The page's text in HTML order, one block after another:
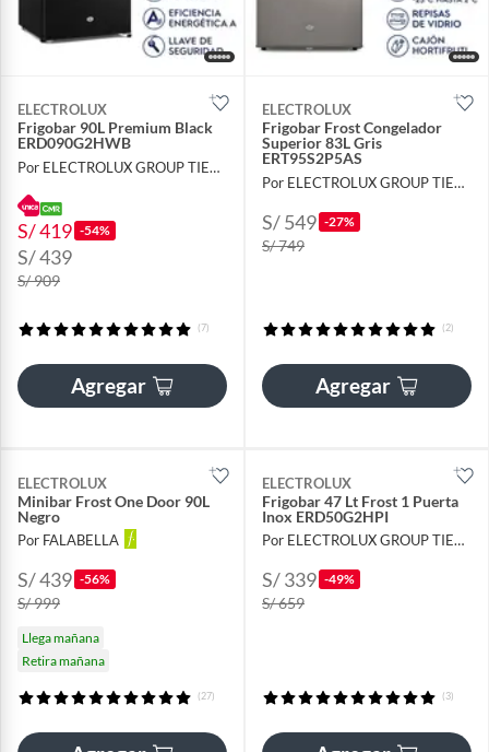
ELECTROLUX
Frigobar 90L Premium Black
ERD090G2HWB
Por ELECTROLUX GROUP TIENDA OFICIAL
S/ 419 -54%
S/ 439
S/ 909
(7)
Agregar
ELECTROLUX
Frigobar Frost Congelador
Superior 83L Gris
ERT95S2P5AS
Por ELECTROLUX GROUP TIENDA OFICIAL
S/ 549 -27%
S/ 749
(2)
Agregar
ELECTROLUX
Minibar Frost One Door 90L
Negro
Por FALABELLA
S/ 439 -56%
S/ 999
Llega mañana
Retira mañana
(27)
ELECTROLUX
Frigobar 47 Lt Frost 1 Puerta
Inox ERD50G2HPI
Por ELECTROLUX GROUP TIENDA OFICIAL
S/ 339 -49%
S/ 659
(3)